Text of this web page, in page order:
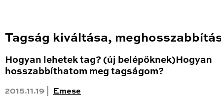
Tagság kiváltása,
Hogyan lehetek tag? (új belépőknek)Hogyan
hosszabbíthatom meg tagságom?
2015.11.19 | Emese